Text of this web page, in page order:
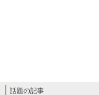
話題の記事